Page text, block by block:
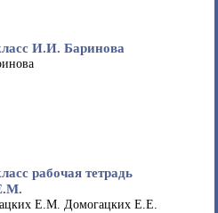
И.И. Баринова
рабочая тетрадь
Е.М. Домогацких Е.Е.